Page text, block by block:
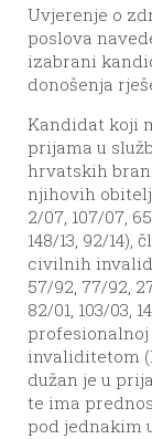
Uvjerenje o
poslova
izabrani
donošenja
Kandidat koji
prijama u
hrvatskih
njihovih
2/07, 107/07,
148/13, 92/
civilnih
57/92, 77/92,
82/01, 103/03,
invaliditetom
dužan je u
te ima
pod jednakim